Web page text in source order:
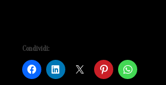
Condividi: